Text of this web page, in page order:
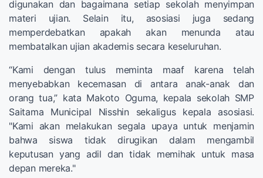
digunakan dan bagaimana setiap sekolah menyimpan
materi ujian. Selain itu, asosiasi juga sedang
memperdebatkan apakah akan menunda atau
membatalkan ujian akademis secara keseluruhan.
“Kami dengan tulus meminta maaf karena telah
menyebabkan kecemasan di antara anak-anak dan
orang tua,” kata Makoto Oguma, kepala sekolah SMP
Saitama Municipal Nisshin sekaligus kepala asosiasi.
"Kami akan melakukan segala upaya untuk menjamin
bahwa siswa tidak dirugikan dalam mengambil
keputusan yang adil dan tidak memihak untuk masa
depan mereka."